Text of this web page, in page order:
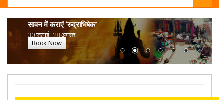
सावन में कराएं ‘रुद्राभिषेक’
30 जुलाई -28 अगस्त
Book Now